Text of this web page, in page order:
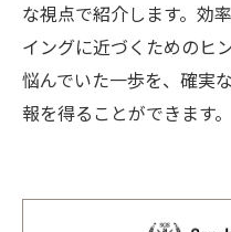
な視点で紹介します。効
イングに近づくためのヒ
悩んでいた一歩を、確実
報を得ることができます。